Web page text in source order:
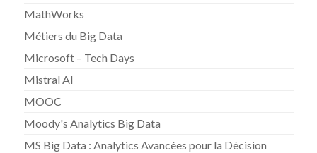
MathWorks
Métiers du Big Data
Microsoft – Tech Days
Mistral AI
MOOC
Moody's Analytics Big Data
MS Big Data : Analytics Avancées pour la Décision